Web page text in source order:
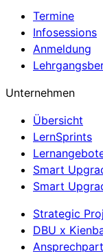
Termine
Infosessions
Anmeldung
Unternehmen
Übersicht
LernSprints
Smart
Smart
Strategic
DBU x